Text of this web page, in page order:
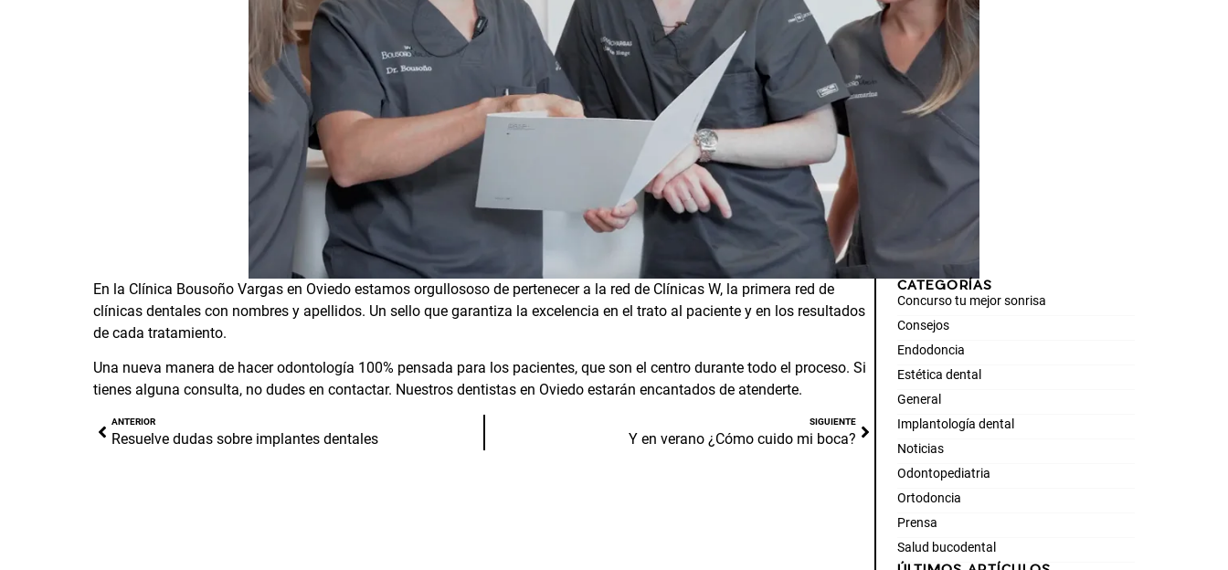
En la Clínica Bousoño Vargas en Oviedo estamos orgullososo de pertenecer a la red de Clínicas W, la primera red de
clínicas dentales con nombres y apellidos. Un sello que garantiza la excelencia en el trato al paciente y en los resultados
de cada tratamiento.
Una nueva manera de hacer odontología 100% pensada para los pacientes, que son el centro durante todo el proceso. Si
tienes alguna consulta, no dudes en contactar. Nuestros dentistas en Oviedo estarán encantados de atenderte.
ANTERIOR
Resuelve dudas sobre implantes dentales
SIGUIENTE
Y en verano ¿Cómo cuido mi boca?
CATEGORÍAS
Concurso tu mejor sonrisa
Consejos
Endodoncia
Estética dental
General
Implantología dental
Noticias
Odontopediatria
Ortodoncia
Prensa
Salud bucodental